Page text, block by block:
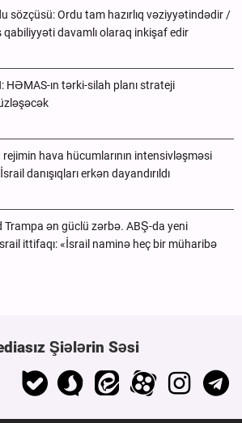
sözçüsü: Ordu tam hazırlıq vəziyyətindədir /
davamlı olaraq inkişaf edir
HƏMAS-ın tərki-silah planı strateji
hava hücumlarının intensivləşməsi
danışıqları erkən dayandırıldı
Trampa ən güclü zərbə. ABŞ-da yeni
ittifaqı: «İsrail naminə heç bir müharibə
Şiələrin Səsi